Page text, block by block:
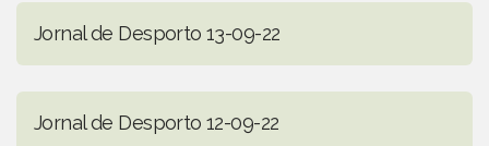
Jornal de Desporto 13-09-22
Jornal de Desporto 12-09-22